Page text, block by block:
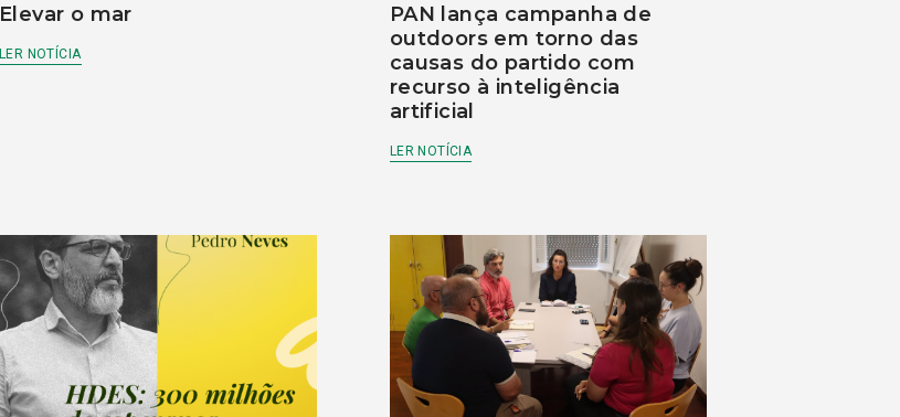
Elevar o mar
LER NOTÍCIA
PAN lança campanha de
outdoors em torno das
causas do partido com
recurso à inteligência
artificial
LER NOTÍCIA